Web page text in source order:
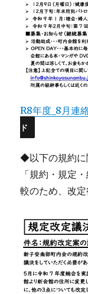
R8年度_8月連
ド
◆以下の規約に
「規約・規定
較のため、改定